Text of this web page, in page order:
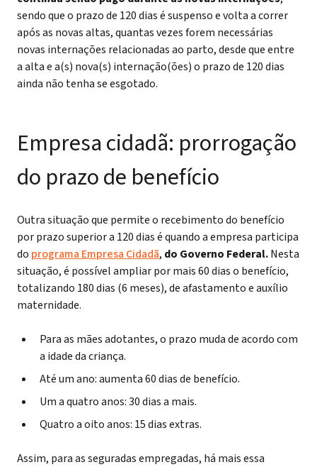
sendo que o prazo de 120 dias é suspenso e volta a correr
após as novas altas, quantas vezes forem necessárias
novas internações relacionadas ao parto, desde que entre
a alta e a(s) nova(s) internação(ões) o prazo de 120 dias
ainda não tenha se esgotado.
Empresa cidadã: prorrogação
do prazo de benefício
Outra situação que permite o recebimento do benefício
por prazo superior a 120 dias é quando a empresa participa
do programa Empresa Cidadã, do Governo Federal.Nesta
situação, é possível ampliar por mais 60 dias o benefício,
totalizando 180 dias (6 meses), de afastamento e auxílio
maternidade.
Para as mães adotantes, o prazo muda de acordo com
a idade da criança.
Até um ano: aumenta 60 dias de benefício.
Um a quatro anos: 30 dias a mais.
Quatro a oito anos: 15 dias extras.
Assim, para as seguradas empregadas, há mais essa